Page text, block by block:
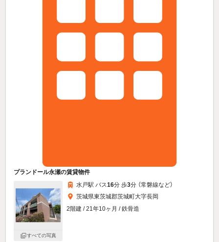
プランドール永瀬の賃貸物件
すべての写真
水戸駅 バス16分 歩3分 （常磐線など）
茨城県東茨城郡茨城町大字長岡
2階建 / 21年10ヶ月 / 鉄骨造